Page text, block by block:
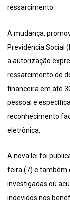
ressarcimento.
A mudança,
Previdência Social
a autorização
ressarcimento de
financeira em até
pessoal e
reconhecimento
eletrônica.
A nova lei foi
feira (7) e também
investigadas ou
indevidos nos